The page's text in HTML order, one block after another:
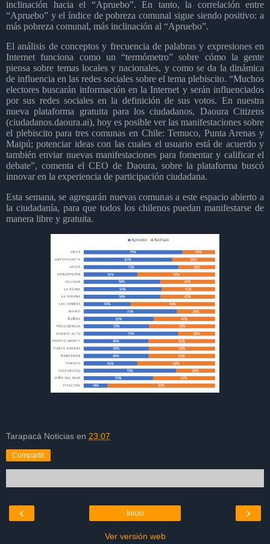
inclinación hacia el “Apruebo”. En tanto, la correlación entre
“Apruebo” y el índice de pobreza comunal sigue siendo positivo: a
más pobreza comunal, más inclinación al “Apruebo”.
El análisis de conceptos y frecuencia de palabras y expresiones en
Internet funciona como un “termómetro” sobre cómo la gente
piensa sobre temas locales y nacionales, y como se da la dinámica
de influencia en las redes sociales sobre el tema plebiscito. “Muchos
electores buscarán información en la Internet y serán influenciados
por sus redes sociales en la definición de sus votos. En nuestra
nueva plataforma gratuita para los ciudadanos, Daoura Citizens
(ciudadanos.daoura.ai), hoy es posible ver las manifestaciones sobre
el plebiscito para tres comunas en Chile: Temuco, Punta Arenas y
Maipú; potenciar ideas con las cuales el usuario está de acuerdo y
también enviar nuevas manifestaciones para fomentar y calificar el
debate”, comenta el CEO de Daoura, sobre la plataforma buscó
innovar en la experiencia de participación ciudadana.
Esta semana, se agregarán nuevas comunas a este espacio abierto a
la ciudadanía, para que todos los chilenos puedan manifestarse de
manera libre y gratuita.
Tarapacá Noticias en 23:07
Compartir
‹ ›
Inicio
Ver versión web